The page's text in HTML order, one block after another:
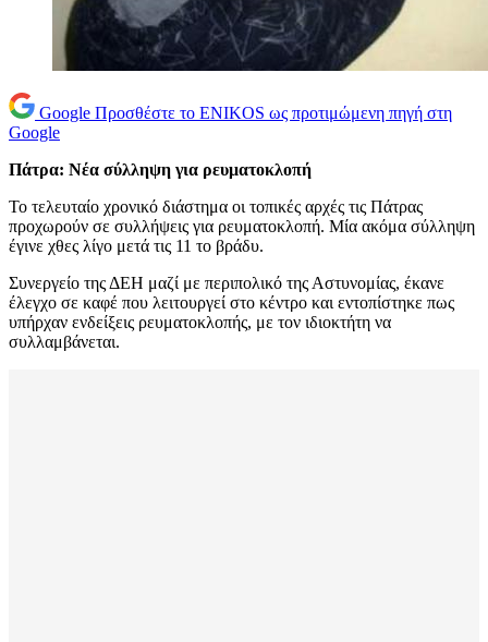
Google Προσθέστε το ENIKOS ως προτιμώμενη πηγή στη
Google
Πάτρα: Νέα σύλληψη για ρευματοκλοπή
Το τελευταίο χρονικό διάστημα οι τοπικές αρχές τις Πάτρας
προχωρούν σε συλλήψεις για ρευματοκλοπή. Μία ακόμα σύλληψη
έγινε χθες λίγο μετά τις 11 το βράδυ.
Συνεργείο της ΔΕΗ μαζί με περιπολικό της Αστυνομίας, έκανε
έλεγχο σε καφέ που λειτουργεί στο κέντρο και εντοπίστηκε πως
υπήρχαν ενδείξεις ρευματοκλοπής, με τον ιδιοκτήτη να
συλλαμβάνεται.